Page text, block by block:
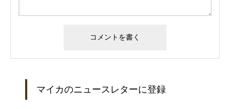
マイカのニュースレターに登録